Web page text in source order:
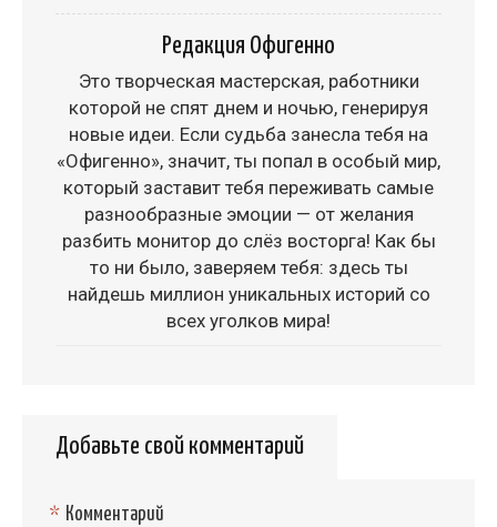
Редакция Офигенно
Это творческая мастерская, работники
которой не спят днем и ночью, генерируя
новые идеи. Если судьба занесла тебя на
«Офигенно», значит, ты попал в особый мир,
который заставит тебя переживать самые
разнообразные эмоции — от желания
разбить монитор до слёз восторга! Как бы
то ни было, заверяем тебя: здесь ты
найдешь миллион уникальных историй со
всех уголков мира!
Добавьте свой комментарий
Комментарий
*